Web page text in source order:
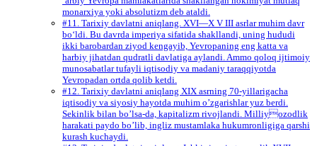
monarxiya yoki absolutizm deb ataldi.
#11. Tarixiy davlatni aniqlang. XVI—X V III asrlar muhim davr
bo‘ldi. Bu davrda imperiya sifatida shakllandi, uning hududi
ikki barobardan ziyod kengayib, Yevropaning eng katta va
harbiy jihatdan qudratli davlatiga aylandi. Ammo qoloq ijtimoiy
munosabatlar tufayli iqtisodiy va madaniy taraqqiyotda
Yevropadan ortda qolib ketdi.
#12. Tarixiy davlatni aniqlang XIX asrning 70-yillarigacha
iqtisodiy va siyosiy hayotda muhim o’zgarishlar yuz berdi.
Sekinlik bilan bo’lsa-da, kapitalizm rivojlandi. Milliyozodlik
harakati paydo bo’lib, ingliz mustamlaka hukumronligiga qarshi
kurash kuchaydi.